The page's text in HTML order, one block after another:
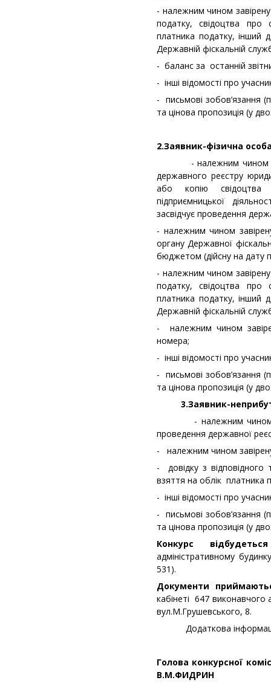
- належним чином
податку, свідоцтва про
платника податку, інший
Державній фіскальній
- баланс за останній
- інші відомості про
- письмові зобов’язання
та цінова пропозиція (у
2.Заявник-фізична
- належним чином
державного реєстру
або копію свідоцтва
підприємницької
засвідчує проведення
- належним чином
органу Державної
бюджетом (дійсну на дату
- належним чином
податку, свідоцтва про
платника податку, інший
Державній фіскальній
- належним чином
номера;
- інші відомості про
- письмові зобов’язання
та цінова пропозиція (у
3.Заявник-
- належним чином
проведення державної
- належним чином
- довідку з відповідного
взяття на облік платника
- інші відомості про
- письмові зобов’язання
та цінова пропозиція (у
Конкурс відбудеться
адміністративному
531).
Документи
кабінеті 647
вул.М.Грушевського, 8.
Додаткова
Голова
В.М.ФИДРИН